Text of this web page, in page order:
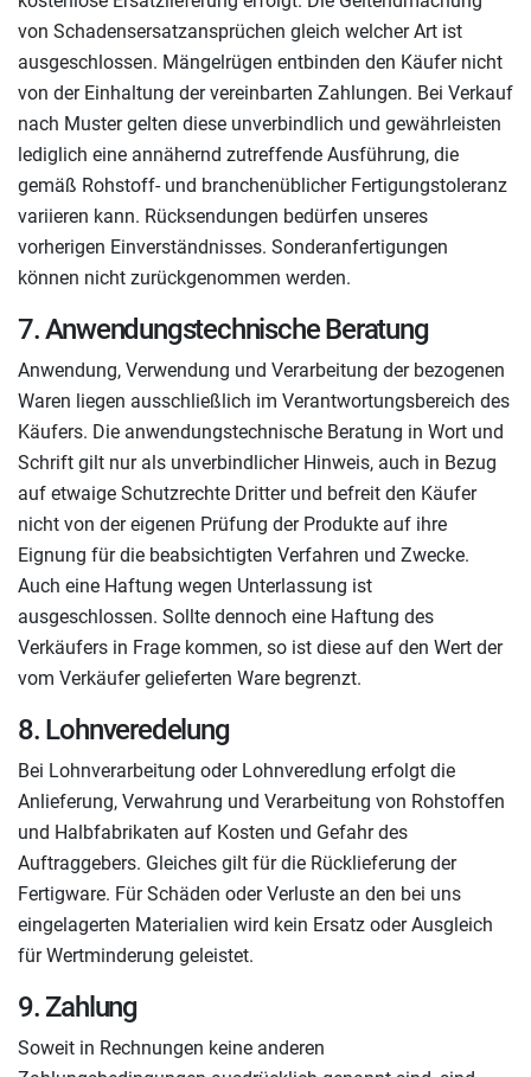
von Schadensersatzansprüchen gleich welcher Art ist
ausgeschlossen. Mängelrügen entbinden den Käufer nicht
von der Einhaltung der vereinbarten Zahlungen. Bei Verkauf
nach Muster gelten diese unverbindlich und gewährleisten
lediglich eine annähernd zutreffende Ausführung, die
gemäß Rohstoff- und branchenüblicher Fertigungstoleranz
variieren kann. Rücksendungen bedürfen unseres
vorherigen Einverständnisses. Sonderanfertigungen
können nicht zurückgenommen werden.
7. Anwendungstechnische Beratung
Anwendung, Verwendung und Verarbeitung der bezogenen
Waren liegen ausschließlich im Verantwortungsbereich des
Käufers. Die anwendungstechnische Beratung in Wort und
Schrift gilt nur als unverbindlicher Hinweis, auch in Bezug
auf etwaige Schutzrechte Dritter und befreit den Käufer
nicht von der eigenen Prüfung der Produkte auf ihre
Eignung für die beabsichtigten Verfahren und Zwecke.
Auch eine Haftung wegen Unterlassung ist
ausgeschlossen. Sollte dennoch eine Haftung des
Verkäufers in Frage kommen, so ist diese auf den Wert der
vom Verkäufer gelieferten Ware begrenzt.
8. Lohnveredelung
Bei Lohnverarbeitung oder Lohnveredlung erfolgt die
Anlieferung, Verwahrung und Verarbeitung von Rohstoffen
und Halbfabrikaten auf Kosten und Gefahr des
Auftraggebers. Gleiches gilt für die Rücklieferung der
Fertigware. Für Schäden oder Verluste an den bei uns
eingelagerten Materialien wird kein Ersatz oder Ausgleich
für Wertminderung geleistet.
9. Zahlung
Soweit in Rechnungen keine anderen